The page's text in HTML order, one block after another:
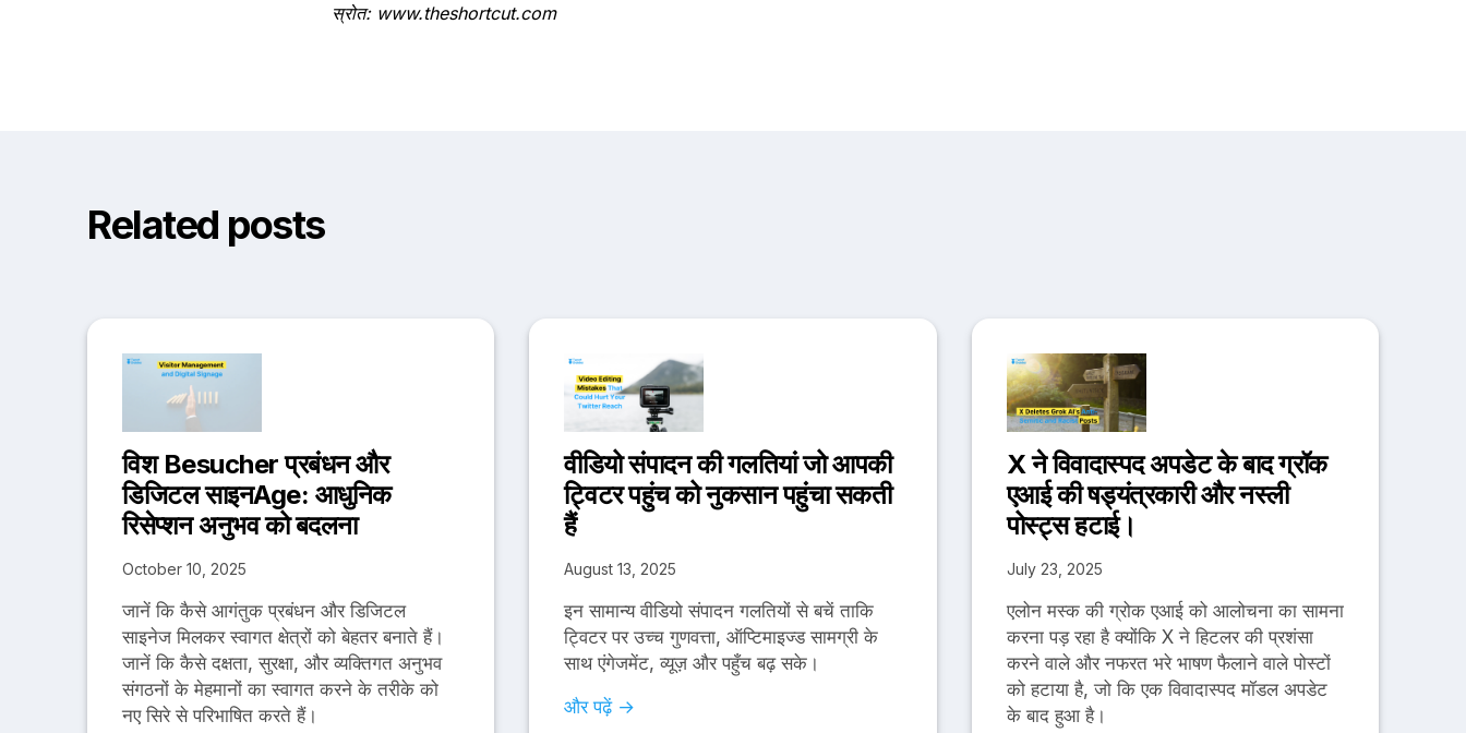
स्रोत: www.theshortcut.com
Related posts
विश Besucher प्रबंधन और
डिजिटल साइनAge: आधुनिक
रिसेप्शन अनुभव को बदलना
October 10, 2025
जानें कि कैसे आगंतुक प्रबंधन और डिजिटल
साइनेज मिलकर स्वागत क्षेत्रों को बेहतर बनाते हैं।
जानें कि कैसे दक्षता, सुरक्षा, और व्यक्तिगत अनुभव
संगठनों के मेहमानों का स्वागत करने के तरीके को
नए सिरे से परिभाषित करते हैं।
वीडियो संपादन की गलतियां जो आपकी
ट्विटर पहुंच को नुकसान पहुंचा सकती
हैं
August 13, 2025
इन सामान्य वीडियो संपादन गलतियों से बचें ताकि
ट्विटर पर उच्च गुणवत्ता, ऑप्टिमाइज्ड सामग्री के
साथ एंगेजमेंट, व्यूज़ और पहुँच बढ़ सके।
और पढ़ें →
X ने विवादास्पद अपडेट के बाद ग्रॉक
एआई की षड्यंत्रकारी और नस्ली
पोस्ट्स हटाई।
July 23, 2025
एलोन मस्क की ग्रोक एआई को आलोचना का सामना
करना पड़ रहा है क्योंकि X ने हिटलर की प्रशंसा
करने वाले और नफरत भरे भाषण फैलाने वाले पोस्टों
को हटाया है, जो कि एक विवादास्पद मॉडल अपडेट
के बाद हुआ है।